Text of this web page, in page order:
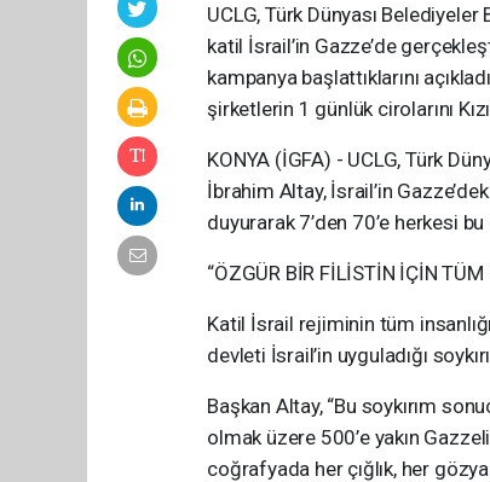
UCLG, Türk Dünyası
katil İsrail’in Gazze’de
kampanya başlattıklarını
şirketlerin 1 günlük cirolarını
KONYA (İGFA) - UCLG, Türk
İbrahim Altay, İsrail’in
duyurarak 7’den 70’e herkesi
“ÖZGÜR BİR FİLİSTİN İÇİN TÜM
Katil İsrail rejiminin tüm
devleti İsrail’in uyguladığı
Başkan Altay, “Bu soykırım
olmak üzere 500’e yakın
coğrafyada her çığlık, her